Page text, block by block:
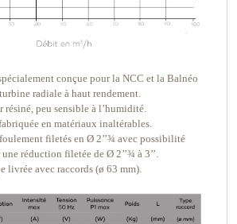
conçue pour la NCC et la Balnéo
radiale à haut rendement.
résiné, peu sensible à l’humidité.
en matériaux inaltérables.
filetés en Ø 2’’¾ avec possibilité
une réduction filetée de Ø 2’’¾ à 3’’.
livrée avec raccords (ø 63 mm).